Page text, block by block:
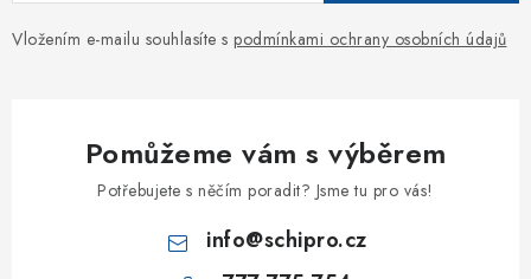
Vložením e-mailu souhlasíte s podmínkami ochrany osobních údajů
Pomůžeme vám s výběrem
Potřebujete s něčím poradit? Jsme tu pro vás!
info@schipro.cz